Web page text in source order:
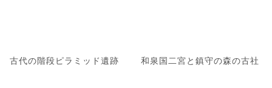
古代の階段ピラミッド遺跡 和泉国二宮と鎮守の森の古社